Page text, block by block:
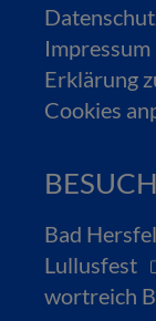
Impressum
Erklärung
Cookies
Bad
Lullusfest
wortreich